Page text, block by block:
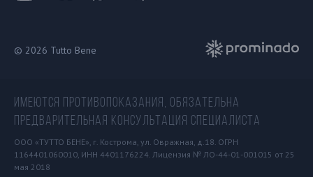
© 2026 Tutto Bene
ИМЕЮТСЯ ПРОТИВОПОКАЗАНИЯ, ОБЯЗАТЕЛЬНА
ПРЕДВАРИТЕЛЬНАЯ КОНСУЛЬТАЦИЯ СПЕЦИАЛИСТА
ООО «ТУТТО БЕНЕ», г. Кострома, ул. Овражная, д.18. ОГРН
1164401060010, ИНН 4401176224. Лицензия № ЛО-44-01-001015 от 25
мая 2018